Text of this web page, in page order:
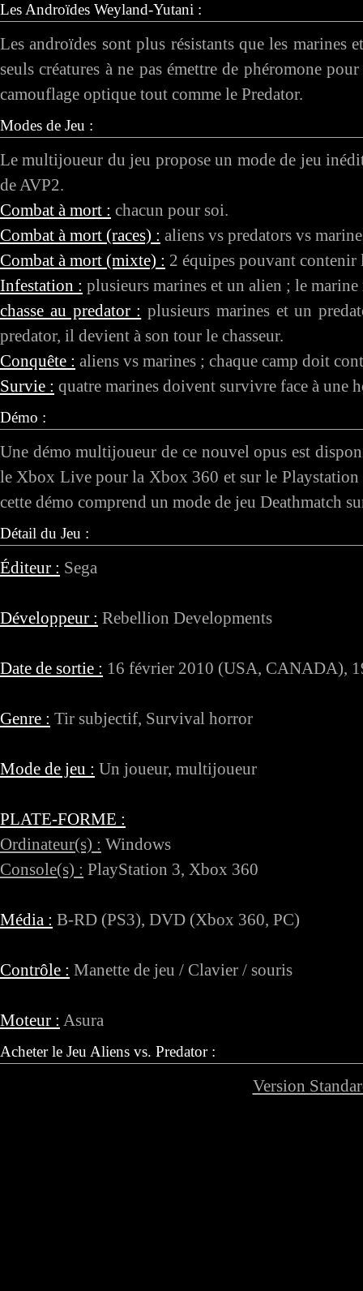
Les Androïdes Weyland-Yutani :
Les androïdes sont plus résistants que les marines
seuls créatures à ne pas émettre de phéromone
camouflage optique tout comme le Predator.
Modes de Jeu :
Le multijoueur du jeu propose un mode de jeu
de AVP2.
Combat à mort : chacun pour soi.
Combat à mort (races) : aliens vs predators vs
Combat à mort (mixte) : 2 équipes pouvant contenir
Infestation : plusieurs marines et un alien ; le
chasse au predator : plusieurs marines et un
predator, il devient à son tour le chasseur.
Conquête : aliens vs marines ; chaque camp doit
Survie : quatre marines doivent survivre face à une
Démo :
Une démo multijoueur de ce nouvel opus est
le Xbox Live pour la Xbox 360 et sur le
cette démo comprend un mode de jeu Deathmatch
Détail du Jeu :
Éditeur : Sega
Développeur : Rebellion Developments
Date de sortie : 16 février 2010 (USA, CANADA),
Genre : Tir subjectif, Survival horror
Mode de jeu : Un joueur, multijoueur
PLATE-FORME :
Ordinateur(s) : Windows
Console(s) : PlayStation 3, Xbox 360
Média : B-RD (PS3), DVD (Xbox 360, PC)
Contrôle : Manette de jeu / Clavier / souris
Moteur : Asura
Acheter le Jeu Aliens vs. Predator :
Version